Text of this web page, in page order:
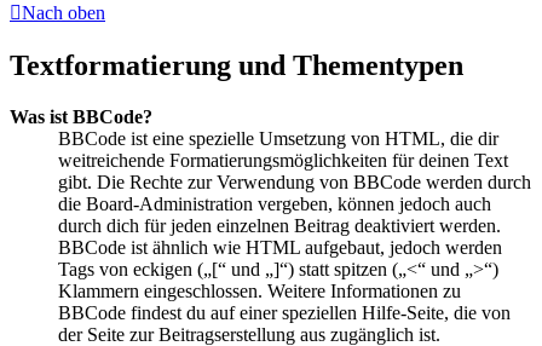
Nach oben
Textformatierung und Thementypen
Was ist BBCode?
BBCode ist eine spezielle Umsetzung von HTML, die dir
weitreichende Formatierungsmöglichkeiten für deinen Text
gibt. Die Rechte zur Verwendung von BBCode werden durch
die Board-Administration vergeben, können jedoch auch
durch dich für jeden einzelnen Beitrag deaktiviert werden.
BBCode ist ähnlich wie HTML aufgebaut, jedoch werden
Tags von eckigen („[“ und „]“) statt spitzen („<“ und „>“)
Klammern eingeschlossen. Weitere Informationen zu
BBCode findest du auf einer speziellen Hilfe-Seite, die von
der Seite zur Beitragserstellung aus zugänglich ist.